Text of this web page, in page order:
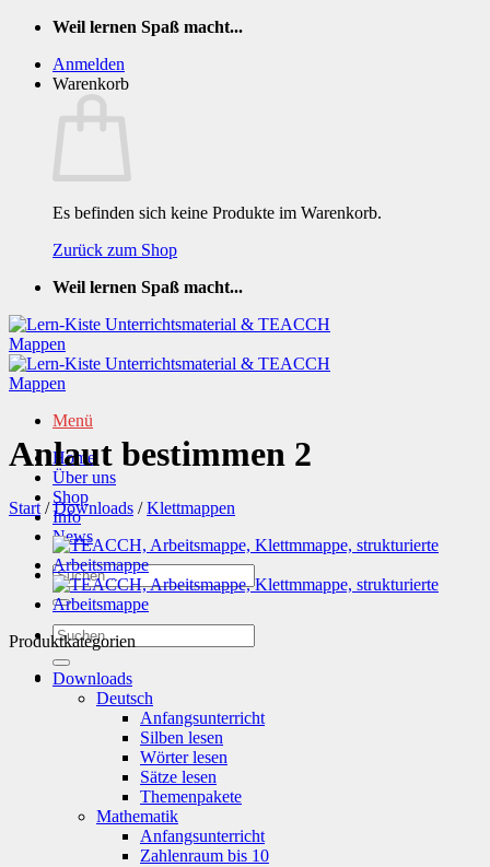
Zum
springen
Weil lernen Spaß macht...
Anmelden
Warenkorb
Es befinden sich keine Produkte im Warenkorb.
Zurück zum Shop
Weil lernen Spaß macht...
Menü
Home
Über uns
Shop
Info
News
Suchen
nach:
Suchen
nach:
Anlaut bestimmen 2
Start / Downloads / Klettmappen
Produktkategorien
Downloads
Deutsch
Anfangsunterricht
Silben lesen
Wörter lesen
Sätze lesen
Themenpakete
Mathematik
Anfangsunterricht
Zahlenraum bis 10